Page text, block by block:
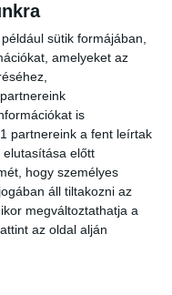
sütik formájában,
amelyeket az
is
partnereink a fent leírtak
elutasítása előtt
hogy személyes
áll tiltakozni az
megváltoztathatja a
az oldal alján